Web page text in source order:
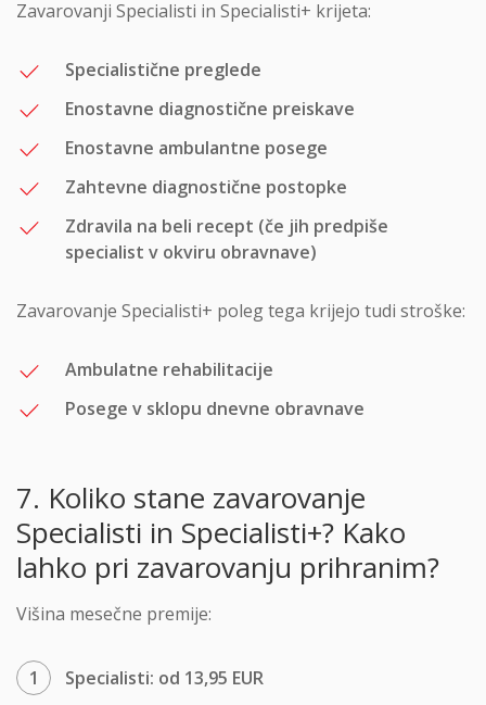
Zavarovanji Specialisti in Specialisti+ krijeta:
Specialistične preglede
Enostavne diagnostične preiskave
Enostavne ambulantne posege
Zahtevne diagnostične postopke
Zdravila na beli recept (če jih predpiše
specialist v okviru obravnave)
Zavarovanje Specialisti+ poleg tega krijejo tudi stroške:
Ambulatne rehabilitacije
Posege v sklopu dnevne obravnave
7. Koliko stane zavarovanje
Specialisti in Specialisti+? Kako
lahko pri zavarovanju prihranim?
Višina mesečne premije:
Specialisti: od 13,95 EUR